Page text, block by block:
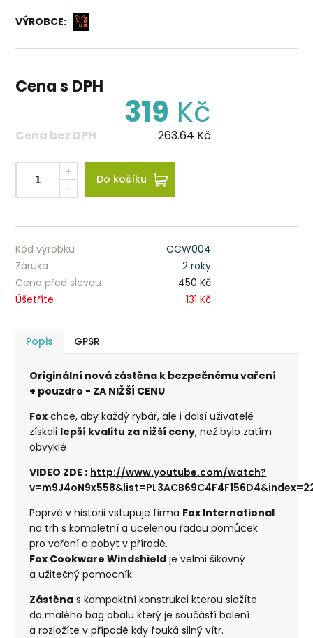
VÝROBCE:
Cena s DPH
319 Kč
Cena bez DPH 263.64 Kč
Do košíku
Kód výrobku
CCW004
Záruka
2 roky
Cena před slevou
450 Kč
Úšetříte
131 Kč
Popis GPSR
Originální nová zástěna k bezpečnému vaření
+ pouzdro - ZA NIŽŠÍ CENU
Fox chce, aby každý rybář, ale i další uživatelé
získali lepší kvalitu za nižší ceny, než bylo zatím
obvyklé
VIDEO ZDE : http://www.youtube.com/watch?
Poprvé v historii vstupuje firma Fox International
na trh s kompletní a ucelenou řadou pomůcek
pro vaření a pobyt v přírodě.
Fox Cookware Windshield je velmi šikovný
a užitečný pomocník.
Zástěna s kompaktní konstrukci kterou složíte
do malého bag obalu který je součástí balení
a rozložíte v případě kdy fouká silný vítr.